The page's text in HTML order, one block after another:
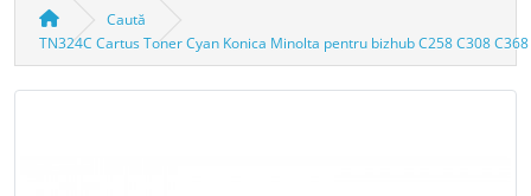
Caută
TN324C Cartus Toner Cyan Konica Minolta pentru bizhub C258 C308 C368